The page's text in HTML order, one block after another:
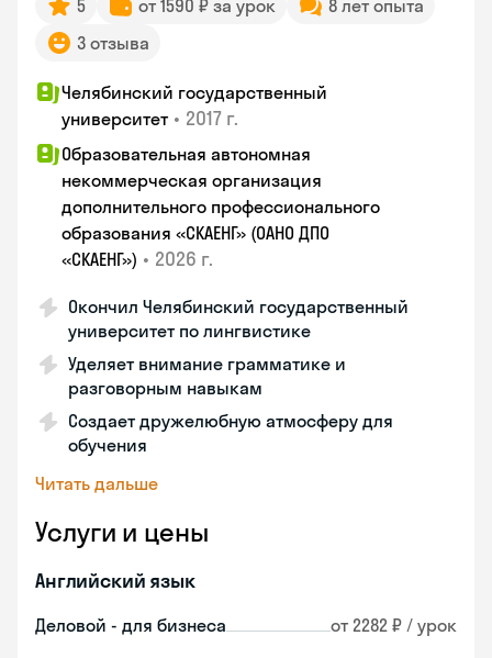
5 от 1590 ₽ за урок
8 лет опыта
3 отзыва
Челябинский государственный
университет • 2017 г.
Образовательная автономная
некоммерческая организация
дополнительного профессионального
образования «СКАЕНГ» (ОАНО ДПО
«СКАЕНГ») • 2026 г.
Окончил Челябинский государственный
университет по лингвистике
Уделяет внимание грамматике и
разговорным навыкам
Создает дружелюбную атмосферу для
обучения
Читать дальше
Услуги и цены
Английский язык
Деловой - для бизнеса от 2282 ₽ / урок